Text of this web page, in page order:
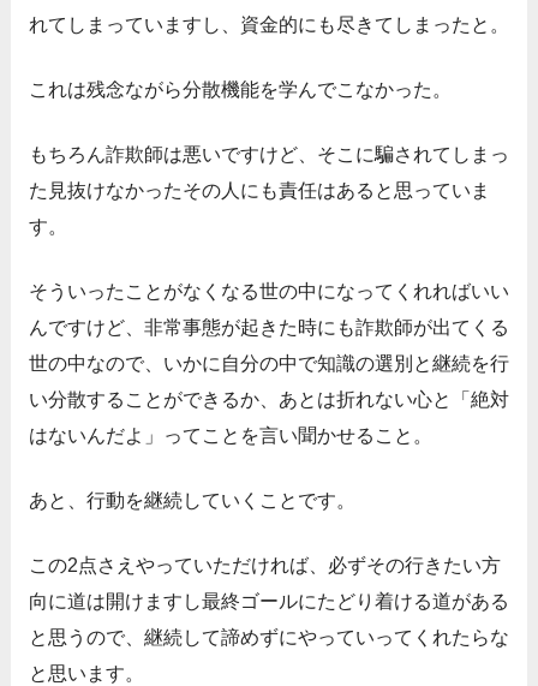
れてしまっていますし、資金的にも尽きてしまったと。
これは残念ながら分散機能を学んでこなかった。
もちろん詐欺師は悪いですけど、そこに騙されてしまっ
た見抜けなかったその人にも責任はあると思っていま
す。
そういったことがなくなる世の中になってくれればいい
んですけど、非常事態が起きた時にも詐欺師が出てくる
世の中なので、いかに自分の中で知識の選別と継続を行
い分散することができるか、あとは折れない心と「絶対
はないんだよ」ってことを言い聞かせること。
あと、行動を継続していくことです。
この2点さえやっていただければ、必ずその行きたい方
向に道は開けますし最終ゴールにたどり着ける道がある
と思うので、継続して諦めずにやっていってくれたらな
と思います。